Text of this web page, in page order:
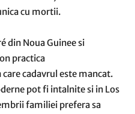
cu mortii.
din Noua Guinee si
practica
cadavrul este mancat.
pot fi intalnite si in Los
familiei prefera sa